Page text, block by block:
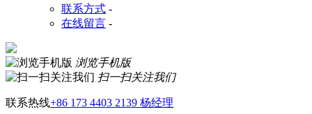
联系方式 -
在线留言 -
浏览手机版
扫一扫关注我们
联系热线+86 173 4403 2139 杨经理